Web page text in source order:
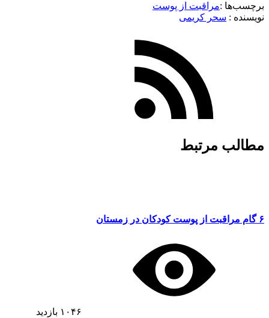
برچسب‌ها :مراقبت از پوست
نویسنده :‌ سحر کریمی
مطالب مرتبط
۶ گام مراقبت از پوست کودکان در زمستان
۱۰۴۶ بازدید